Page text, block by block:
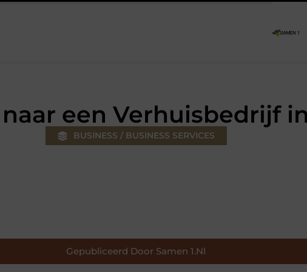
een Verhuisbedrijf
BUSINESS / BUSINESS SERVICES
Gepubliceerd Door Samen 1.nl